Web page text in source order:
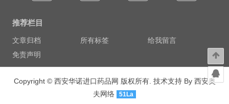
推荐栏目
文章归档 所有标签
给我留言
免责声明
Copyright © 西安华诺进口药品网 版权所有. 技术支持 By 西安奥
夫网络
51La